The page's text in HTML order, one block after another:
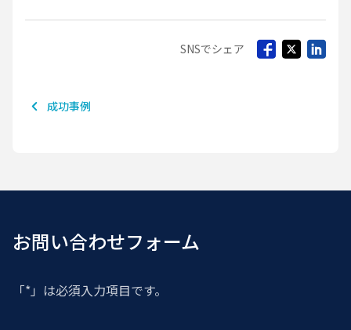
SNSでシェア
成功事例
お問い合わせフォーム
「*」は必須入力項目です。